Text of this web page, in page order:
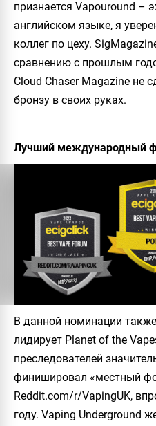
признается Vapouround –
английском языке, я
коллег по цеху.
сравнению с прошлым
Cloud Chaser Magazine не
бронзу в своих руках.
Лучший международный
В данной номинации
лидирует Planet of the
преследователей
финишировал «местный
Reddit.com/r/VapingUK,
году. Vaping Underground